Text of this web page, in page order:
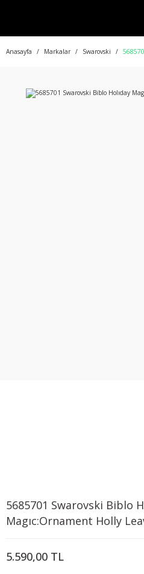
Anasayfa Markalar Swarovski
5685701 Swarovski Biblo
Magıc:Ornament Holly
5.590,00 TL